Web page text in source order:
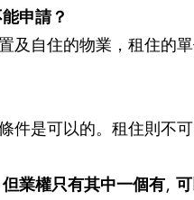
申請？
自住的物業，租住的單
是可以的。租住則不可
業權只有其中一個有,